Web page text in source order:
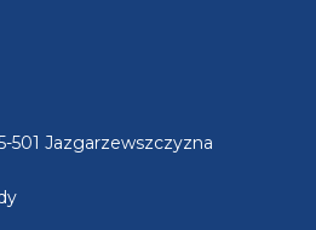
501 Jazgarzewszczyzna